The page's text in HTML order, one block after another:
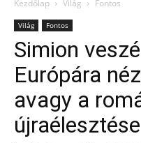
Kezdőlap Világ Fontos
Világ Fontos
Simion
Európára
avagy a
újraélesztése